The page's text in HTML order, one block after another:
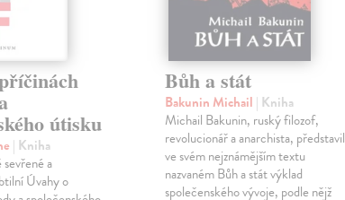
útisku
| Kniha
a
Úvahy o
Bůh a stát
Bakunin Michail | Kniha
Michail Bakunin, ruský filozof,
revolucionář a anarchista, představil
ve svém nejznámějším textu
nazvaném Bůh a stát výklad
společenského vývoje, podle nějž